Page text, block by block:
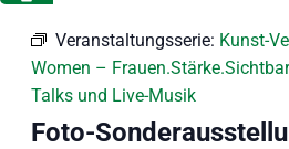
Veranstaltungsserie: Kunst-
Women –
Talks und Live-Musik
Foto-